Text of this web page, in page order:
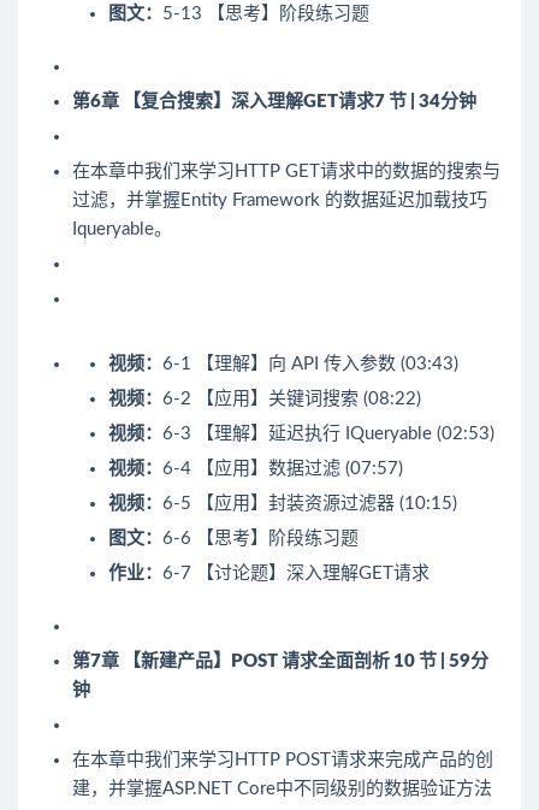
图文： 5-13 【思考】阶段练习题
第6章 【复合搜索】深入理解GET请求7 节 | 34分钟
在本章中我们来学习HTTP GET请求中的数据的搜索与
过滤，并掌握Entity Framework 的数据延迟加载技巧
Iqueryable。
视频： 6-1 【理解】向 API 传入参数 (03:43)
视频： 6-2 【应用】关键词搜索 (08:22)
视频： 6-3 【理解】延迟执行 IQueryable (02:53)
视频： 6-4 【应用】数据过滤 (07:57)
视频： 6-5 【应用】封装资源过滤器 (10:15)
图文： 6-6 【思考】阶段练习题
作业： 6-7 【讨论题】深入理解GET请求
第7章 【新建产品】POST 请求全面剖析 10 节 | 59分
钟
在本章中我们来学习HTTP POST请求来完成产品的创
建，并掌握ASP.NET Core中不同级别的数据验证方法